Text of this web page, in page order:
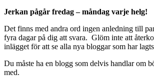
Jerkan pågår fredag – måndag varje helg!
Det finns med andra ord ingen anledning till
fyra dagar på dig att svara. Glöm inte att
inlägget för att se alla nya bloggar som har
Du måste ha en blogg som delvis handlar om
med.